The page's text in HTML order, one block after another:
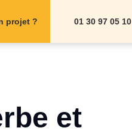
projet ? 01 30 97 05 10
et